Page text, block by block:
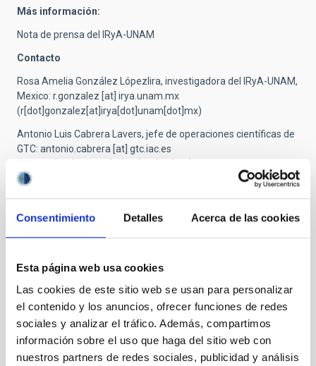
Consentimiento Detalles Acerca de las cookies
Esta página web usa cookies
Las cookies de este sitio web se usan para personalizar
el contenido y los anuncios, ofrecer funciones de redes
sociales y analizar el tráfico. Además, compartimos
información sobre el uso que haga del sitio web con
nuestros partners de redes sociales, publicidad y análisis
Más información:
Nota de prensa del IRyA-UNAM
Contacto
Rosa Amelia González Lópezlira, investigadora del IRyA-UNAM,
Mexico: r.gonzalez [at] irya.unam.mx
(r[dot]gonzalez[at]irya[dot]unam[dot]mx)
Antonio Luis Cabrera Lavers, jefe de operaciones científicas de
GTC: antonio.cabrera [at] gtc.iac.es
(antonio[dot]cabrera[at]gtc[dot]iac[dot]es)
NOTA DE PRENSA
CIENCIA Y TECNOLOGÍA
Astrofísica Herramientas de observación
Tecnología
Público general
Científica/o Tecnóloga/o